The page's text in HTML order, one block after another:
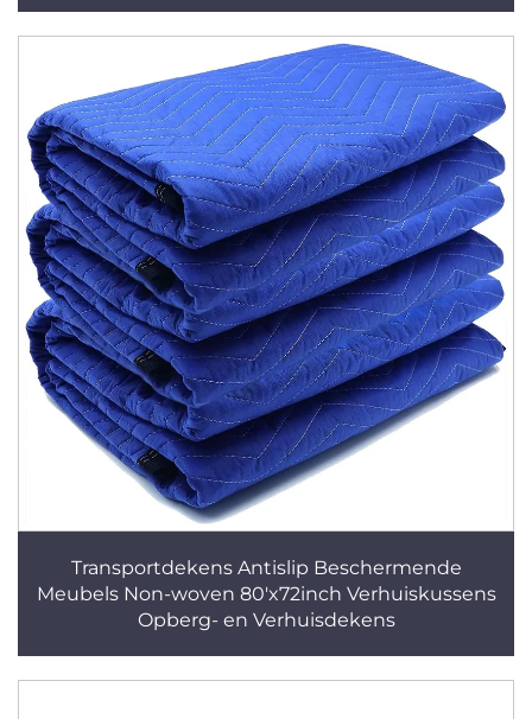
Transportdekens Antislip Beschermende
Meubels Non-woven 80'x72inch Verhuiskussens
Opberg- en Verhuisdekens